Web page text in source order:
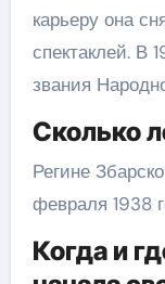
карьеру она
спектаклей. В
звания
Сколько
Регине
февраля 1938
Когда и